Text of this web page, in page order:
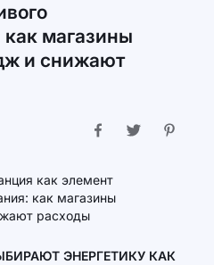
магазины
и снижают
ЭНЕРГЕТИКУ КАК